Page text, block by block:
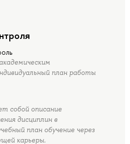
план работы
собой описание
дисциплин в
план обучение через
карьеры.